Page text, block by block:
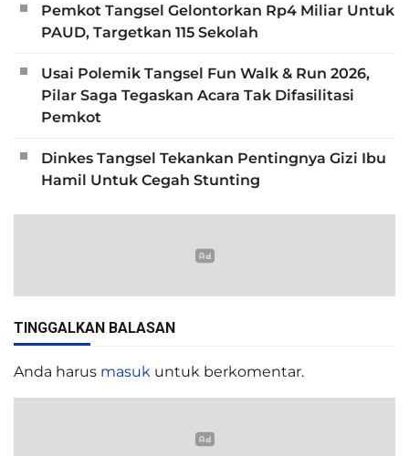
Pemkot Tangsel Gelontorkan Rp4 Miliar Untuk
PAUD, Targetkan 115 Sekolah
Usai Polemik Tangsel Fun Walk & Run 2026,
Pilar Saga Tegaskan Acara Tak Difasilitasi
Pemkot
Dinkes Tangsel Tekankan Pentingnya Gizi Ibu
Hamil Untuk Cegah Stunting
TINGGALKAN BALASAN
Anda harus masuk untuk berkomentar.